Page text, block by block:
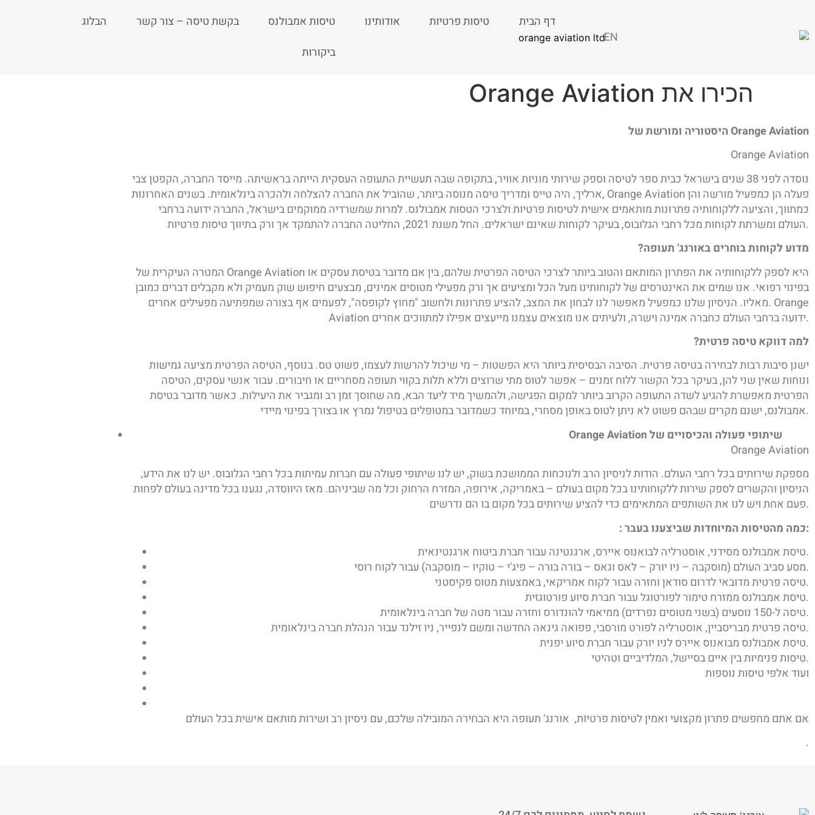
EN
דף הבית טיסות פרטיות אודותינו טיסות אמבולנס בקשת טיסה – צור קשר
הבלוג
ביקורות
הכירו את Orange Aviation
היסטוריה ומורשת של Orange Aviation
Orange Aviation
נוסדה לפני 38 שנים בישראל כבית ספר לטיסה וספק שירותי מוניות אוויר, בתקופה שבה תעשיית התעופה העסקית הייתה בראשיתה. מייסד החברה, הקפטן צבי
ארליך, היה טייס ומדריך טיסה מנוסה ביותר, שהוביל את החברה להצלחה ולהכרה בינלאומית. בשנים האחרונות, Orange Aviation פעלה הן כמפעיל מורשה והן
כמתווך, והציעה ללקוחותיה פתרונות מותאמים אישית לטיסות פרטיות ולצרכי הטסות אמבולנס. למרות שמשרדיה ממוקמים בישראל, החברה ידועה ברחבי
העולם ומשרתת לקוחות מכל רחבי הגלובוס, בעיקר לקוחות שאינם ישראלים. החל משנת 2021, החליטה החברה להתמקד אך ורק בתיווך טיסות פרטיות.
?מדוע לקוחות בוחרים באורנג' תעופה
המטרה העיקרית של Orange Aviation היא לספק ללקוחותיה את הפתרון המותאם והטוב ביותר לצרכי הטיסה הפרטית שלהם, בין אם מדובר בטיסת עסקים או
בפינוי רפואי. אנו שמים את האינטרסים של לקוחותינו מעל הכל ומציעים אך ורק מפעילי מטוסים אמינים, מבצעים חיפוש שוק מעמיק ולא מקבלים דברים כמובן
מאליו. הניסיון שלנו כמפעיל מאפשר לנו לבחון את המצב, להציע פתרונות ולחשוב "מחוץ לקופסה", לפעמים אף בצורה שמפתיעה מפעילים אחרים. Orange
Aviation ידועה ברחבי העולם כחברה אמינה וישרה, ולעיתים אנו מוצאים עצמנו מייעצים אפילו למתווכים אחרים.
?למה דווקא טיסה פרטית
ישנן סיבות רבות לבחירה בטיסה פרטית. הסיבה הבסיסית ביותר היא הפשטות – מי שיכול להרשות לעצמו, פשוט טס. בנוסף, הטיסה הפרטית מציעה גמישות
ונוחות שאין שני להן, בעיקר בכל הקשור ללוח זמנים – אפשר לטוס מתי שרוצים וללא תלות בקווי תעופה מסחריים או חיבורים. עבור אנשי עסקים, הטיסה
הפרטית מאפשרת להגיע לשדה התעופה הקרוב ביותר למקום הפגישה, ולהמשיך מיד ליעד הבא, מה שחוסך זמן רב ומגביר את היעילות. כאשר מדובר בטיסת
אמבולנס, ישנם מקרים שבהם פשוט לא ניתן לטוס באופן מסחרי, במיוחד כשמדובר במטופלים בטיפול נמרץ או בצורך בפינוי מיידי.
Orange Aviation
מספקת שירותים בכל רחבי העולם. הודות לניסיון הרב ולנוכחות הממושכת בשוק, יש לנו שיתופי פעולה עם חברות עמיתות בכל רחבי הגלובוס. יש לנו את הידע,
הניסיון והקשרים לספק שירות ללקוחותינו בכל מקום בעולם – באמריקה, אירופה, המזרח הרחוק וכל מה שביניהם. מאז היווסדה, נגענו בכל מדינה בעולם לפחות
פעם אחת ויש לנו את השותפים המתאימים כדי להציע שירותים בכל מקום בו הם נדרשים.
: כמה מהטיסות המיוחדות שביצענו בעבר:
טיסת אמבולנס מסידני, אוסטרליה לבואנוס איירס, ארגנטינה עבור חברת ביטוח ארגנטינאית.
מסע סביב העולם (מוסקבה – ניו יורק – לאס וגאס – בורה בורה – פיג'י – טוקיו – מוסקבה) עבור לקוח רוסי.
טיסה פרטית מדובאי לדרום סודאן וחזרה עבור לקוח אמריקאי, באמצעות מטוס פקיסטני.
טיסת אמבולנס ממזרח טימור לפורטוגל עבור חברת סיוע פורטוגזית.
טיסה ל-150 נוסעים (בשני מטוסים נפרדים) ממיאמי להונדורס וחזרה עבור מטה של חברה בינלאומית.
טיסה פרטית מבריסביין, אוסטרליה לפורט מורסבי, פפואה גינאה החדשה ומשם לנפייר, ניו זילנד עבור הנהלת חברה בינלאומית.
טיסת אמבולנס מבואנוס איירס לניו יורק עבור חברת סיוע יפנית.
טיסות פנימיות בין איים בסיישל, המלדיביים וטהיטי.
ועוד אלפי טיסות נוספות
אם אתם מחפשים פתרון מקצועי ואמין לטיסות פרטיות, אורנג' תעופה היא הבחירה המובילה שלכם, עם ניסיון רב ושירות מותאם אישית בכל העולם
.